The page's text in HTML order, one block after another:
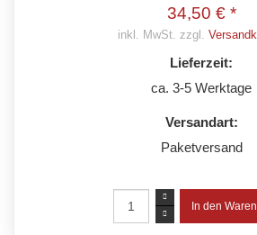
34,50 € *
inkl. MwSt. zzgl.
Lieferzeit:
ca. 3-5 Werktage
Versandart:
Paketversand